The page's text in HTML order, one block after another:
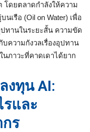
โดยตลาดกำลังให้ความ
เรือ (Oil on Water) เพื่อ
ทานในระยะสั้น ความขัด
ความกังวลเรื่องอุปทาน
นภาวะที่คาดเดาได้ยาก
งทุน AI:
และ
ร